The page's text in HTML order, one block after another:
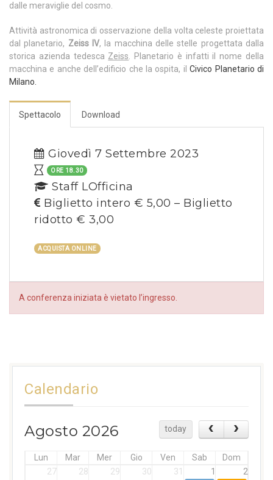
dalle meraviglie del cosmo.
Attività astronomica di osservazione della volta celeste proiettata
dal planetario, Zeiss IV, la macchina delle stelle progettata dalla
storica azienda tedesca Zeiss. Planetario è infatti il nome della
macchina e anche dell’edificio che la ospita, ilCivico Planetario di
Milano.
Spettacolo Download
Giovedì 7 Settembre 2023
ORE 18.30
Staff LOfficina
Biglietto intero € 5,00 – Biglietto
ridotto € 3,00
ACQUISTA ONLINE
A conferenza iniziata è vietato l’ingresso.
Calendario
Agosto 2026 today
Lun Mar Mer Gio Ven Sab
Dom
27
28 29 30 31 1 2